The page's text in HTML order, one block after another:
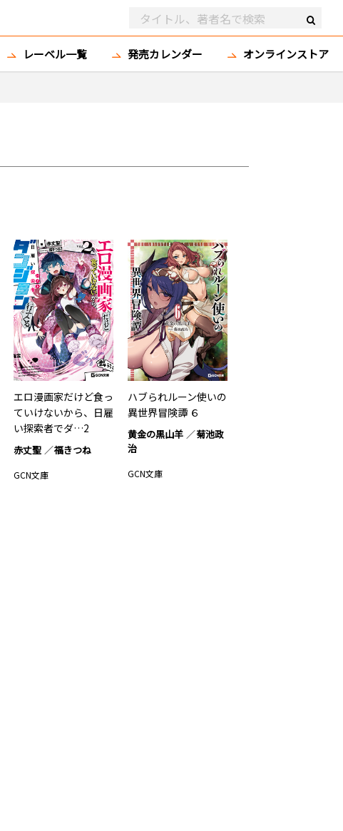
レーベル一覧 発売カレンダー オンラインストア
エロ漫画家だけど食っ
ていけないから、日雇
い探索者でダ…2
赤丈聖 福きつね
GCN文庫
ハブられルーン使いの
異世界冒険譚 ６
黄金の黒山羊
菊池政
治
GCN文庫